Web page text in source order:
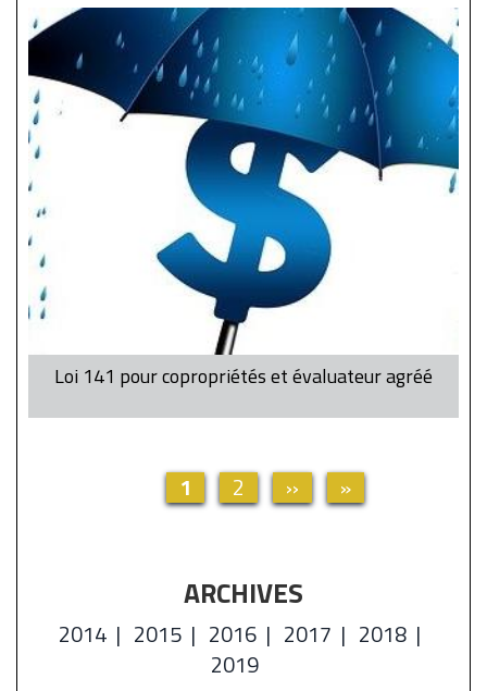
Loi 141 pour copropriétés et évaluateur agréé
Page
actuelle
1 Page
2
Page
suivante
››
Dernière
page
»
ARCHIVES
2014 2015 2016 2017
2018
2019